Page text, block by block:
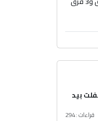
بيد
قراءات :294